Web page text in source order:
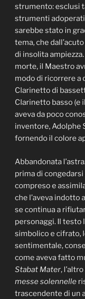
strumento: esclusi
strumenti adoperati
sarebbe stato in
tema, che
di insolita
morte, il Maestro
modo di ricorrere a
Clarinetto di
Clarinetto basso (e
aveva da poco
inventore, Adolphe
fornendo il colore
Abbandonata
prima di
compreso e
che l’aveva indotto
se continua a
personaggi. Il testo
simbolico e cifrato,
sentimentale,
come aveva fatto
Stabat Mater,
messe solennelle
trascendente di un